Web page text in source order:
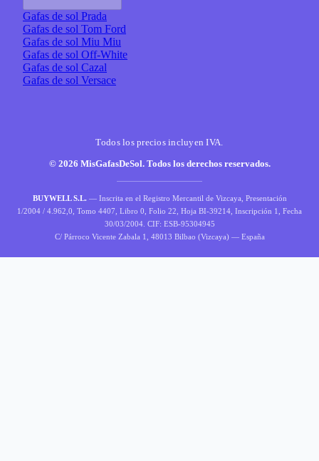
Gafas de sol Prada
Gafas de sol Tom Ford
Gafas de sol Miu Miu
Gafas de sol Off-White
Gafas de sol Cazal
Gafas de sol Versace
Todos los precios incluyen IVA.
© 2026 MisGafasDeSol. Todos los derechos reservados.
BUYWELL S.L. — Inscrita en el Registro Mercantil de Vizcaya, Presentación
1/2004 / 4.962,0, Tomo 4407, Libro 0, Folio 22, Hoja BI-39214, Inscripción 1, Fecha
30/03/2004. CIF: ESB-95304945
C/ Párroco Vicente Zabala 1, 48013 Bilbao (Vizcaya) — España